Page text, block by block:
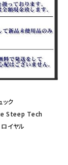
ック
Steep Tech
イヤル